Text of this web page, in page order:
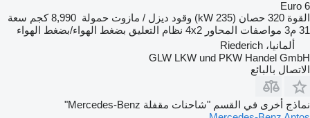
Euro 6
القوة 320 حصان (235 kW) وقود ديزل / مازوت حمولة 8,990 كجم
سعة
31 م3
مواصفات المحاور 4x2 نظام التعليق بضغط الهواء/بضغط الهواء
ألمانيا، Riederich
GLW LKW und PKW Handel GmbH
الاتصال بالبائع
نماذج أخرى في القسم "شاحنات مقفلة Mercedes-Benz"